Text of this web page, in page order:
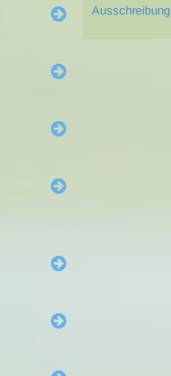
Ausschreibung